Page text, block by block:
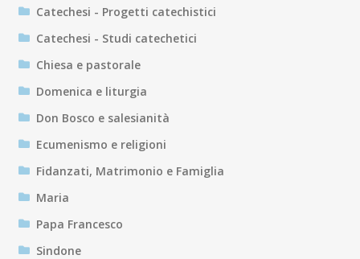
Catechesi - Progetti catechistici
Catechesi - Studi catechetici
Chiesa e pastorale
Domenica e liturgia
Don Bosco e salesianità
Ecumenismo e religioni
Fidanzati, Matrimonio e Famiglia
Maria
Papa Francesco
Sindone